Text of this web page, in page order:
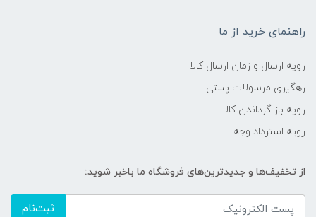
راهنمای خرید از ما
رویه ارسال و زمان ارسال کالا
رهگیری مرسولات پستی
رویه باز گرداندن کالا
رویه استرداد وجه
از تخفیف‌ها و جدیدترین‌های فروشگاه ما باخبر شوید:
ثبت‌نام